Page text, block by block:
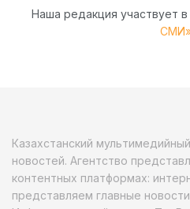
Наша редакция участвует
Казахстанский
новостей. Агентство
контентных платформах:
представляем главные